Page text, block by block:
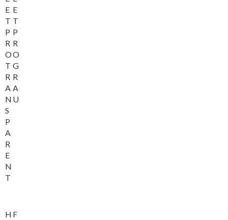
E
T
P
R
O
T
R
A
N
S
P
A
R
E
N
T
E
T
P
R
O
G
R
A
U
H F